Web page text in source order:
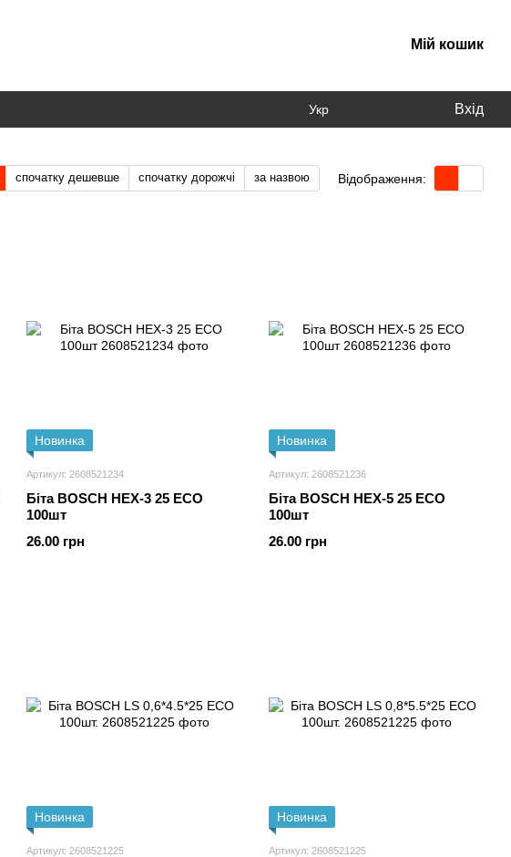
Мій кошик
Укр Вхід
спочатку дешевше спочатку дорожчі за назвою Відображення:
Новинка
Артикул: 2608521234
Біта BOSCH HEX-3 25 ECO
100шт
26.00 грн
Новинка
Артикул: 2608521236
Біта BOSCH HEX-5 25 ECO
100шт
26.00 грн
Новинка
Артикул: 2608521225
Новинка
Артикул: 2608521225